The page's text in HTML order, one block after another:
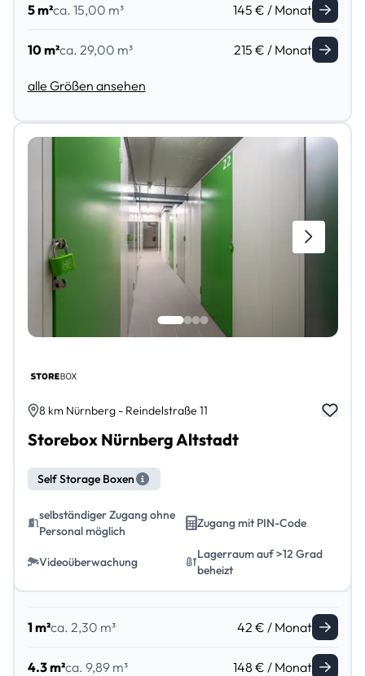
5 m²ca. 15,00 m³ 145 € / Monat
10 m²ca. 29,00 m³ 215 € / Monat
alle Größen ansehen
8 km Nürnberg - Reindelstraße 11
Storebox Nürnberg Altstadt
Self Storage Boxen
selbständiger Zugang ohne
Personal möglich
Zugang mit PIN-Code
Videoüberwachung
Lagerraum auf >12 Grad
beheizt
1 m²ca. 2,30 m³ 42 € / Monat
4.3 m²ca. 9,89 m³ 148 € / Monat